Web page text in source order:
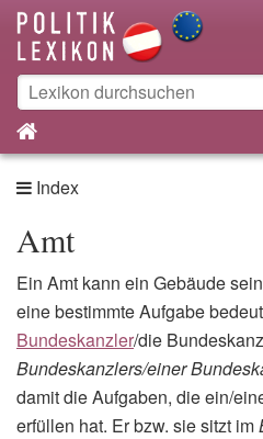
Index
Amt
Ein Amt kann ein Gebäude
eine bestimmte Aufgabe
Bundeskanzler/die
Bundeskanzlers/einer
damit die Aufgaben, die ein/
erfüllen hat. Er bzw. sie sitzt im